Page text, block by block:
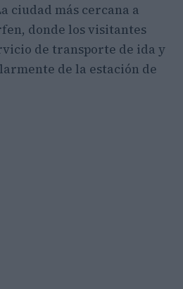
ciudad más cercana a
donde los visitantes
de transporte de ida y
de la estación de